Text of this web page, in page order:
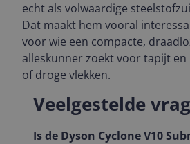
echt als volwaardige
Dat maakt hem vooral
voor wie een compacte,
alleskunner zoekt voor tapijt en
of droge vlekken.
Veelgestelde
Is de Dyson Cyclone V10